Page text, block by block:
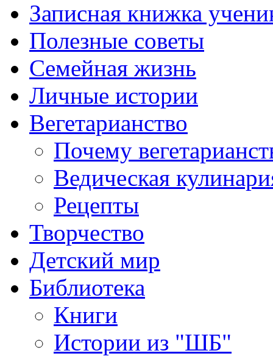
Записная книжка
Полезные советы
Семейная жизнь
Личные истории
Вегетарианство
Почему
Ведическая
Рецепты
Творчество
Детский мир
Библиотека
Книги
Истории из "ШБ"